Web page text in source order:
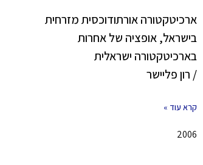
ארכיטקטורה אורתודוכסית מזרחית
בישראל, אופציה של אחרות
בארכיטקטורה ישראלית
/ רון פליישר
קרא עוד »
2006